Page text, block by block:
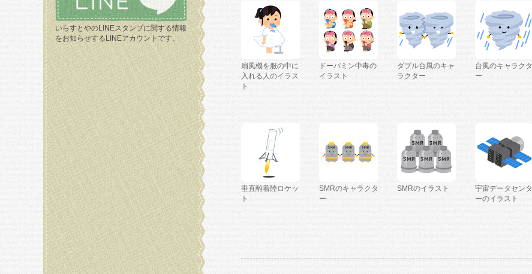
いらすとやのLINEスタンプに関する情報
をお知らせするLINEアカウントです。
扇風機を服の中に
入れる人のイラス
ト
ドーパミン中毒の
イラスト
ダブル台風のキャ
ラクター
台風のキャラクタ
ー
垂直離着陸ロケッ
ト
SMRのキャラクタ
ー
SMRのイラスト
宇宙データセンタ
ーのイラスト